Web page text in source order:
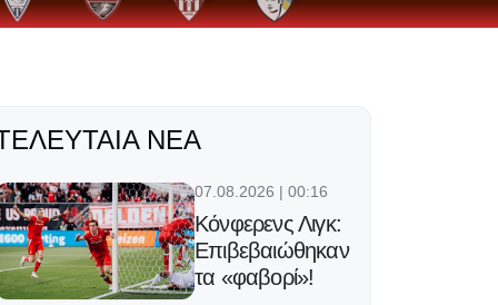
ΝΈΑ
07.08.2026 | 00:16
Κόνφερενς Λιγκ:
Επιβεβαιώθηκαν
τα «φαβορί»!